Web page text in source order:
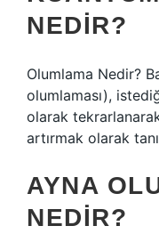
NEDIR?
Olumlama Nedir?
olumlaması),
olarak tekrarlanarak
artırmak olarak
AYNA
NEDIR?